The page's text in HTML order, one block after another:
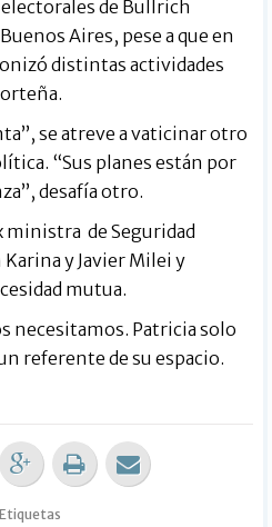
de Bullrich
Aires, pese a que en
distintas actividades
se atreve a vaticinar otro
“Sus planes están por
desafía otro.
ministra de Seguridad
y Javier Milei y
mutua.
necesitamos. Patricia solo
referente de su espacio.